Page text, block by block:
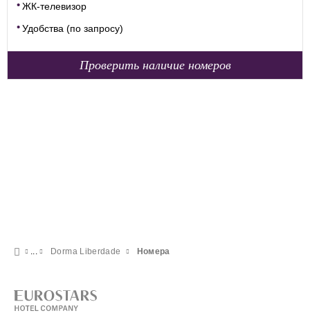
ЖК-телевизор
Удобства (по запросу)
Проверить наличие номеров
Dorma Liberdade Номера